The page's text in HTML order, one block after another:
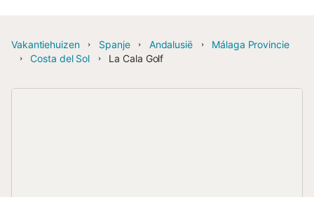
Vakantiehuizen Spanje Andalusië
Málaga Provincie
Costa del Sol
La Cala Golf